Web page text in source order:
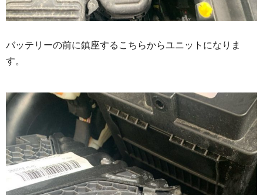
バッテリーの前に鎮座するこちらからユニットになりま
す。